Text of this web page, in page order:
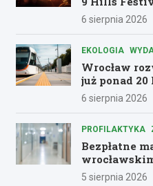
6 sierpnia 2026
EKOLOGIA
Wrocław
już ponad
6 sierpnia 2026
PROFILAKTYKA
Bezpłatne
zdrowie!
5 sierpnia 2026